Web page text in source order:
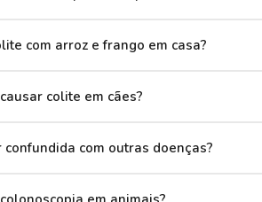
com arroz e frango em casa?
colite em cães?
confundida com outras doenças?